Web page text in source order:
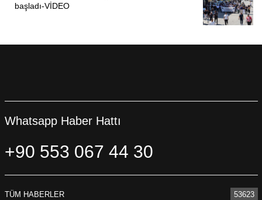
başladı-VİDEO
Whatsapp Haber Hattı
+90 553 067 44 30
TÜM HABERLER 53623